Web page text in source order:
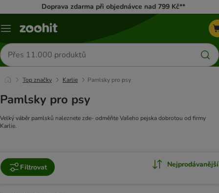
Doprava zdarma při objednávce nad 799 Kč**
Menu
Hledat
produkty
Top značky Karlie Pamlsky pro psy
Pamlsky pro psy
Velký váběr pamlsků naleznete zde- odměňte Vašeho pejska dobrotou od firmy
Karlie.
Filtrovat Nejprodávanější